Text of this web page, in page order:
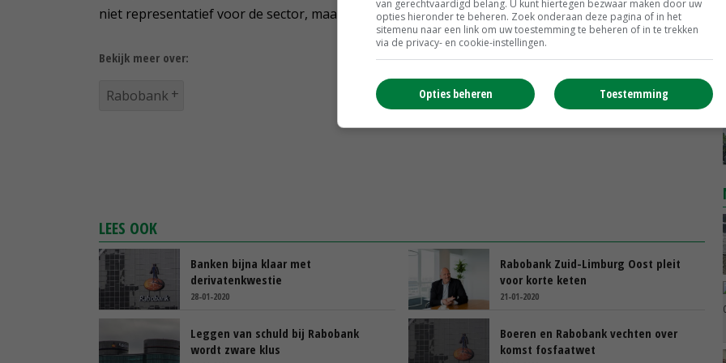
niet representatief voor de sector, maar geeft wel een indicatie', legt Van Horen de opzet uit.
Bekijk meer over:
Rabobank
LEES OOK
Banken bijna klaar met
derivatenkwestie
28-01-2020
Rabobank Zuid-Limburg Oost pleit
voor korte keten
21-01-2020
Leggen van schuld bij Rabobank
wordt zware klus
Boeren en Rabobank vechten over
komst fosfaatwet
van gerechtvaardigd belang. U kunt hiertegen bezwaar maken door uw
opties hieronder te beheren. Zoek onderaan deze pagina of in het
sitemenu naar een link om uw toestemming te beheren of in te trekken
via de privacy- en cookie-instellingen.
Toestemming
Opties beheren